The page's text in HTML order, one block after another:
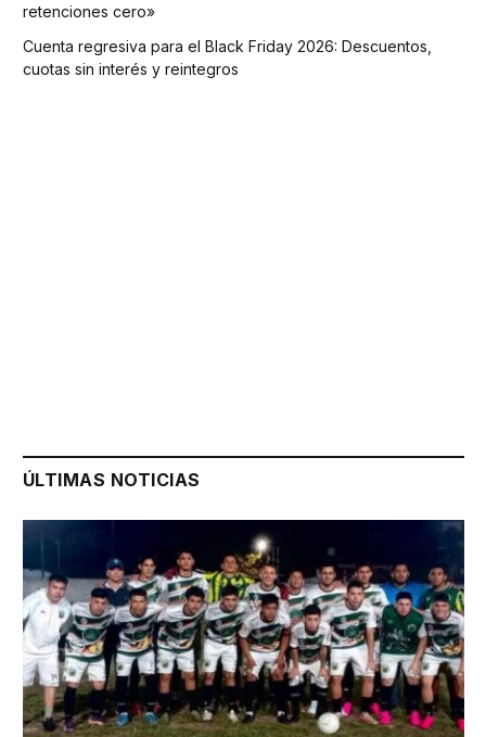
retenciones cero»
Cuenta regresiva para el Black Friday 2026: Descuentos,
cuotas sin interés y reintegros
ÚLTIMAS NOTICIAS